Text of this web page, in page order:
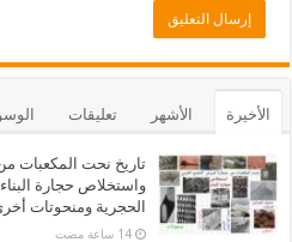
الأخيرة الأشهر تعليقات
تاريخ نحت المكعبات
واستخلاص حجارة
الحجرية ومنحوتات
‏14 ساعة مضت